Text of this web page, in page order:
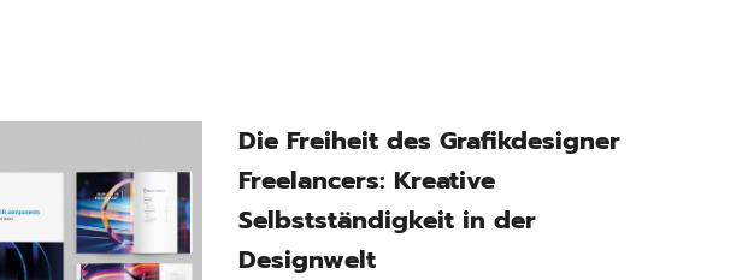
Die Freiheit des Grafikdesigner
Freelancers: Kreative
Selbstständigkeit in der
Designwelt